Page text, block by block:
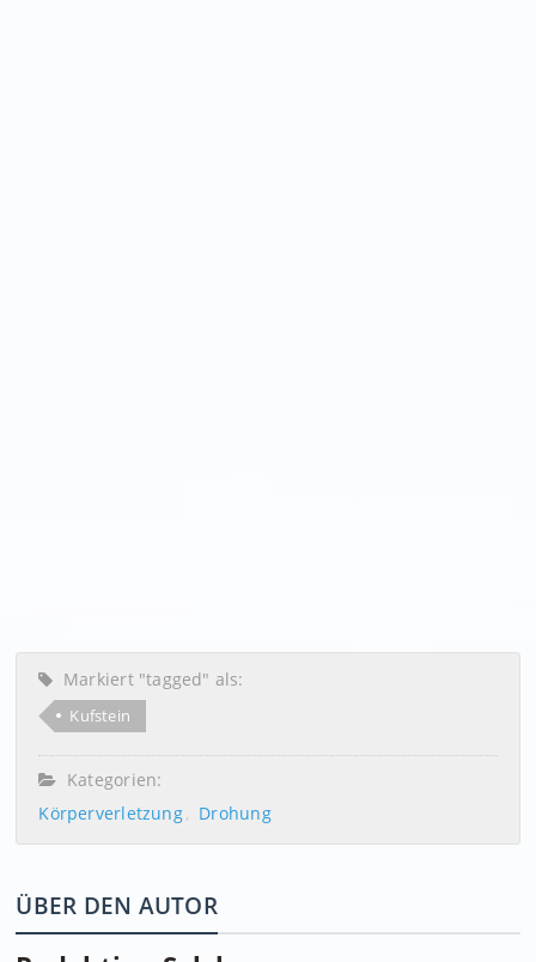
Markiert "tagged" als:
Kufstein
Kategorien:
Körperverletzung
Drohung
ÜBER DEN AUTOR